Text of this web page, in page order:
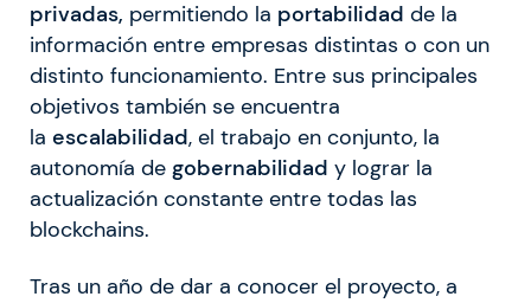
privadas, permitiendo la portabilidad de la
información entre empresas distintas o con un
distinto funcionamiento. Entre sus principales
objetivos también se encuentra
la escalabilidad, el trabajo en conjunto, la
autonomía de gobernabilidad y lograr la
actualización constante entre todas las
blockchains.
Tras un año de dar a conocer el proyecto, a